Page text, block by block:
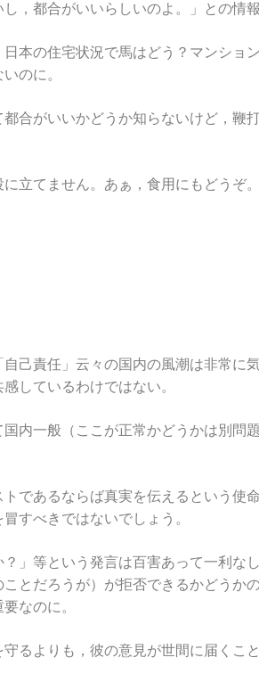
，都合がいいらしいのよ。」との情報
本の住宅状況で馬はどう？マンショ
のに。
合がいいかどうか知らないけど，鞭
立てません。あぁ，食用にもどうぞ。
己責任」云々の国内の風潮は非常に
しているわけではない。
内一般（ここが正常かどうかは別問
であるならば真実を伝えるという使
すべきではないでしょう。
」等という発言は百害あって一利な
とだろうが）が拒否できるかどうか
なのに。
るよりも，彼の意見が世間に届くこ